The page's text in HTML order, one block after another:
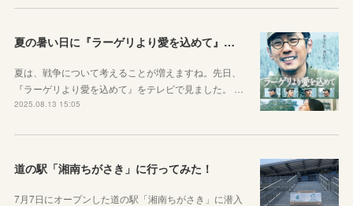
夏の暑い日に『ラーゲリより愛を込めて』を見ました
夏は、戦争について考えることが増えますね。先日、
『ラーゲリより愛を込めて』をテレビで見ました。 …
2025.08.13 15:05
道の駅「湘南ちがさき」に行ってみた！
7月7日にオープンした道の駅「湘南ちがさき」に潜入